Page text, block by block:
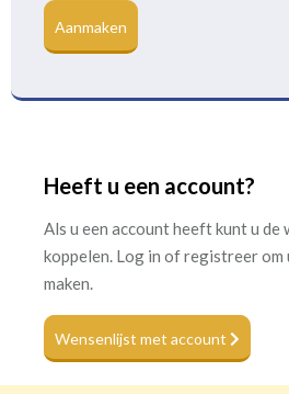
Aanmaken
Heeft u een account?
Als u een account heeft kunt u de
koppelen. Log in of registreer
maken.
Wensenlijst met account